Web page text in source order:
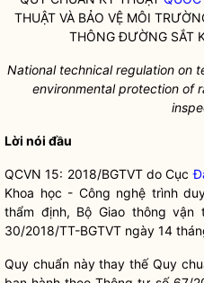
THUẬT VÀ BẢO VỆ MÔI
THÔNG ĐƯỜNG SẮT
National technical regulation on
environmental protection of
i
Lời nói đầu
QCVN 15: 2018/BGTVT do Cục
Khoa học - Công nghệ trình
thẩm định, Bộ Giao thông
30/2018/TT-BGTVT ngày 14
Quy chuẩn này thay thế Quy